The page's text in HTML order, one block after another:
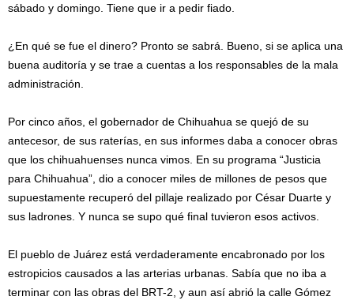
sábado y domingo. Tiene que ir a pedir fiado.
¿En qué se fue el dinero? Pronto se sabrá. Bueno, si se aplica una
buena auditoría y se trae a cuentas a los responsables de la mala
administración.
Por cinco años, el gobernador de Chihuahua se quejó de su
antecesor, de sus raterías, en sus informes daba a conocer obras
que los chihuahuenses nunca vimos. En su programa “Justicia
para Chihuahua”, dio a conocer miles de millones de pesos que
supuestamente recuperó del pillaje realizado por César Duarte y
sus ladrones. Y nunca se supo qué final tuvieron esos activos.
El pueblo de Juárez está verdaderamente encabronado por los
estropicios causados a las arterias urbanas. Sabía que no iba a
terminar con las obras del BRT-2, y aun así abrió la calle Gómez